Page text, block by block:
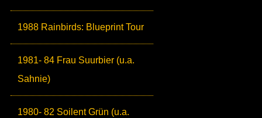
1988 Rainbirds: Blueprint Tour
1981- 84 Frau Suurbier (u.a.
Sahnie)
1980- 82 Soilent Grün (u.a.